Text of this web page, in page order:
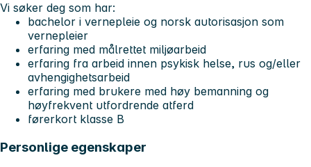
Vi søker deg som har:
bachelor i vernepleie og norsk autorisasjon som
vernepleier
erfaring med målrettet miljøarbeid
erfaring fra arbeid innen psykisk helse, rus og/eller
avhengighetsarbeid
erfaring med brukere med høy bemanning og
høyfrekvent utfordrende atferd
førerkort klasse B
Personlige egenskaper